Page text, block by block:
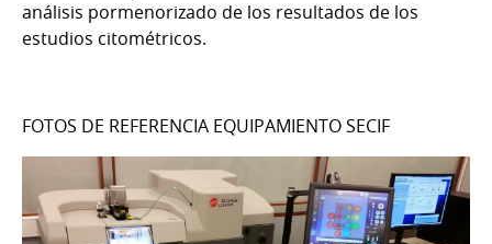
análisis pormenorizado de los resultados de los
estudios citométricos.
FOTOS DE REFERENCIA EQUIPAMIENTO SECIF